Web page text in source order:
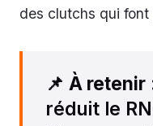
des clutchs qui font
📌 À retenir
réduit le